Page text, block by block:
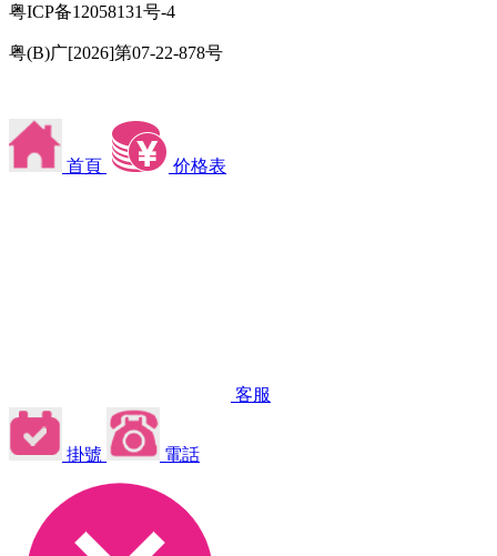
粤ICP备12058131号-4
粤(B)广[2026]第07-22-878号
首頁 价格表
客服
掛號 電話